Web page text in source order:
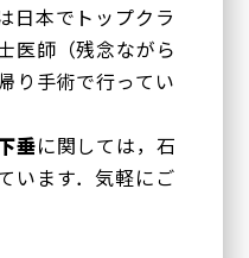
日本でトップクラ
医師（残念ながら
り手術で行ってい
垂に関しては，石
います．気軽にご